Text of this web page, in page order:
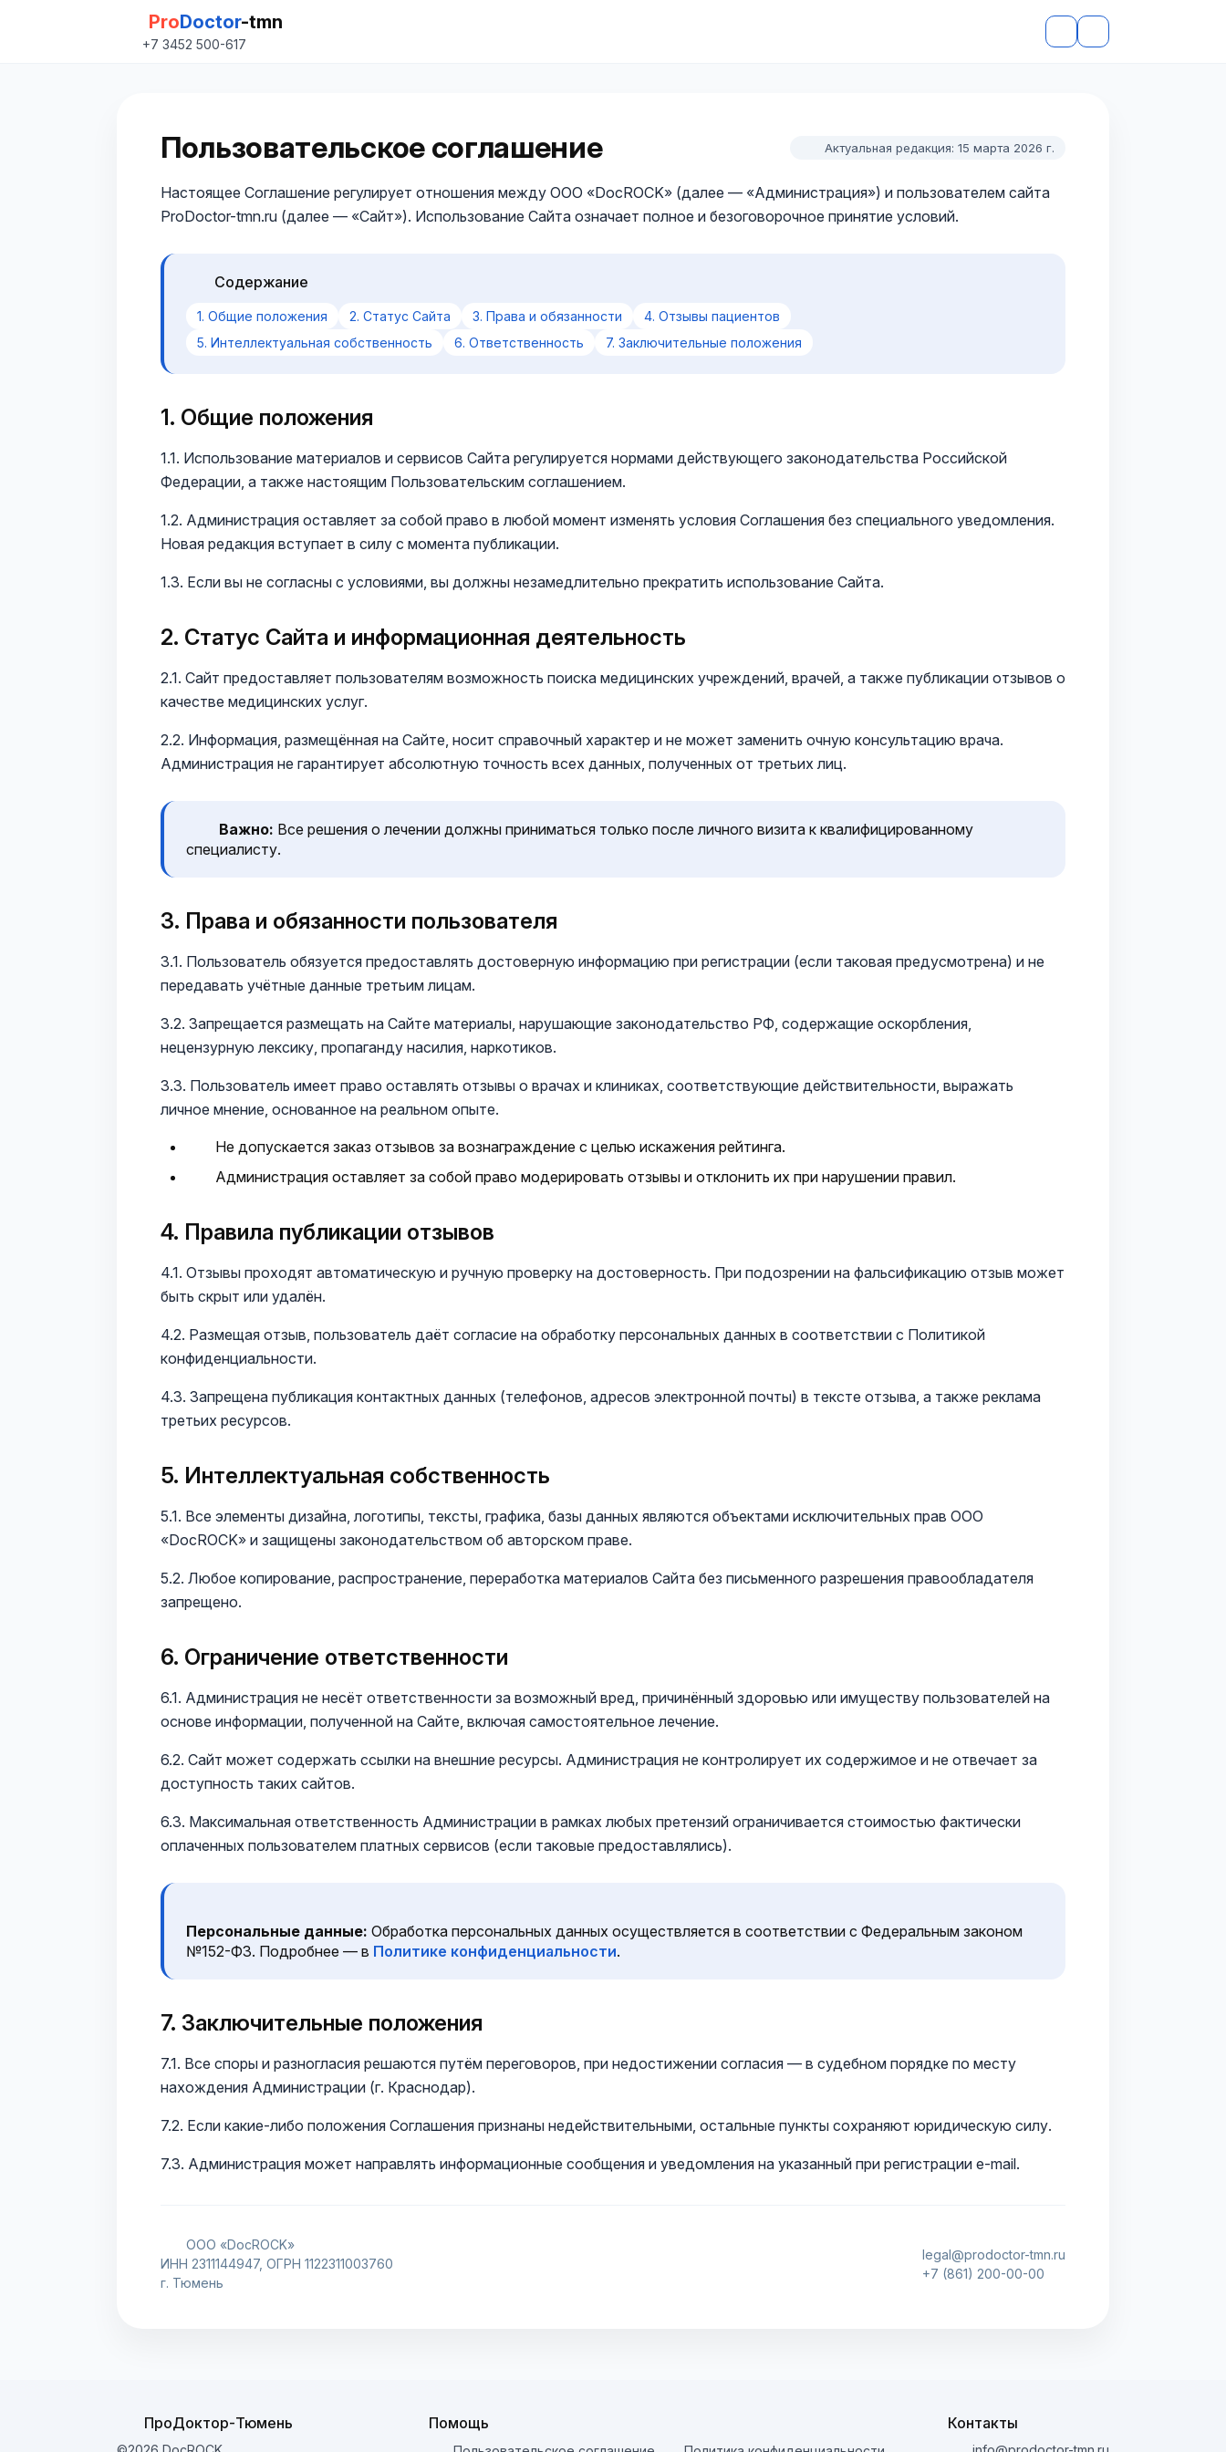
ProDoctor-tmn
+7 3452 500-617
Пользовательское соглашение Актуальная редакция: 15 марта 2026 г.
Настоящее Соглашение регулирует отношения между ООО «DocROCK» (далее — «Администрация») и пользователем сайта
ProDoctor-tmn.ru (далее — «Сайт»). Использование Сайта означает полное и безоговорочное принятие условий.
Содержание
1. Общие положения 2. Статус Сайта 3. Права и обязанности
4. Отзывы пациентов
5. Интеллектуальная собственность
6. Ответственность 7. Заключительные положения
1. Общие положения
1.1. Использование материалов и сервисов Сайта регулируется нормами действующего законодательства Российской
Федерации, а также настоящим Пользовательским соглашением.
1.2. Администрация оставляет за собой право в любой момент изменять условия Соглашения без специального уведомления.
Новая редакция вступает в силу с момента публикации.
1.3. Если вы не согласны с условиями, вы должны незамедлительно прекратить использование Сайта.
2. Статус Сайта и информационная деятельность
2.1. Сайт предоставляет пользователям возможность поиска медицинских учреждений, врачей, а также публикации отзывов о
качестве медицинских услуг.
2.2. Информация, размещённая на Сайте, носит справочный характер и не может заменить очную консультацию врача.
Администрация не гарантирует абсолютную точность всех данных, полученных от третьих лиц.
Важно: Все решения о лечении должны приниматься только после личного визита к квалифицированному
специалисту.
3. Права и обязанности пользователя
3.1. Пользователь обязуется предоставлять достоверную информацию при регистрации (если таковая предусмотрена) и не
передавать учётные данные третьим лицам.
3.2. Запрещается размещать на Сайте материалы, нарушающие законодательство РФ, содержащие оскорбления,
нецензурную лексику, пропаганду насилия, наркотиков.
3.3. Пользователь имеет право оставлять отзывы о врачах и клиниках, соответствующие действительности, выражать
личное мнение, основанное на реальном опыте.
Не допускается заказ отзывов за вознаграждение с целью искажения рейтинга.
Администрация оставляет за собой право модерировать отзывы и отклонить их при нарушении правил.
4. Правила публикации отзывов
4.1. Отзывы проходят автоматическую и ручную проверку на достоверность. При подозрении на фальсификацию отзыв может
быть скрыт или удалён.
4.2. Размещая отзыв, пользователь даёт согласие на обработку персональных данных в соответствии с Политикой
конфиденциальности.
4.3. Запрещена публикация контактных данных (телефонов, адресов электронной почты) в тексте отзыва, а также реклама
третьих ресурсов.
5. Интеллектуальная собственность
5.1. Все элементы дизайна, логотипы, тексты, графика, базы данных являются объектами исключительных прав ООО
«DocROCK» и защищены законодательством об авторском праве.
5.2. Любое копирование, распространение, переработка материалов Сайта без письменного разрешения правообладателя
запрещено.
6. Ограничение ответственности
6.1. Администрация не несёт ответственности за возможный вред, причинённый здоровью или имуществу пользователей на
основе информации, полученной на Сайте, включая самостоятельное лечение.
6.2. Сайт может содержать ссылки на внешние ресурсы. Администрация не контролирует их содержимое и не отвечает за
доступность таких сайтов.
6.3. Максимальная ответственность Администрации в рамках любых претензий ограничивается стоимостью фактически
оплаченных пользователем платных сервисов (если таковые предоставлялись).
Персональные данные: Обработка персональных данных осуществляется в соответствии с Федеральным законом
№152-ФЗ. Подробнее — в Политике конфиденциальности.
7. Заключительные положения
7.1. Все споры и разногласия решаются путём переговоров, при недостижении согласия — в судебном порядке по месту
нахождения Администрации (г. Краснодар).
7.2. Если какие-либо положения Соглашения признаны недействительными, остальные пункты сохраняют юридическую силу.
7.3. Администрация может направлять информационные сообщения и уведомления на указанный при регистрации e-mail.
ООО «DocROCK»
ИНН 2311144947, ОГРН 1122311003760
г. Тюмень
legal@prodoctor-tmn.ru
+7 (861) 200-00-00
ПроДоктор-Тюмень Помощь Контакты